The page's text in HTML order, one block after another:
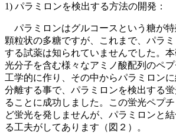
1) パラミロンを検出する方法の開発：
パラミロンはグルコースという糖が
顆粒状の多糖ですが、これまで、パラ
する試薬は知られていませんでした。
光分子を含む様々なアミノ酸配列のペ
工学的に作り、その中からパラミロン
分離する事で、パラミロンを検出する
ることに成功しました。この蛍光ペプ
ど蛍光を発しませんが、パラミロンと
る工夫がしてあります（図２）。